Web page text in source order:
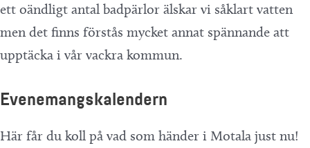
ett oändligt antal badpärlor älskar vi såklart vatten
men det finns förstås mycket annat spännande att
upptäcka i vår vackra kommun.
Evenemangskalendern
Här får du koll på vad som händer i Motala just nu!